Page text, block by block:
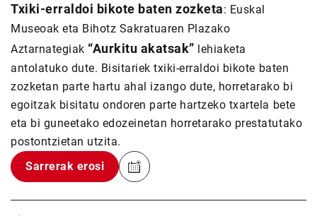
Txiki-erraldoi bikote baten zozketa: Euskal
Museoak eta Bihotz Sakratuaren Plazako
Aztarnategiak “Aurkitu akatsak” lehiaketa
antolatuko dute. Bisitariek txiki-erraldoi bikote baten
zozketan parte hartu ahal izango dute, horretarako bi
egoitzak bisitatu ondoren parte hartzeko txartela bete
eta bi guneetako edozeinetan horretarako prestatutako
postontzietan utzita.
Sarrerak erosi